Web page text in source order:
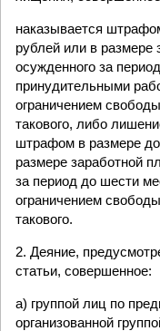
наказывается
рублей или в размере
осужденного за
принудительными
ограничением
такового, либо
штрафом в размере
размере заработной
за период до шести
ограничением
такового.
2. Деяние,
статьи, совершенное:
а) группой лиц по
организованной